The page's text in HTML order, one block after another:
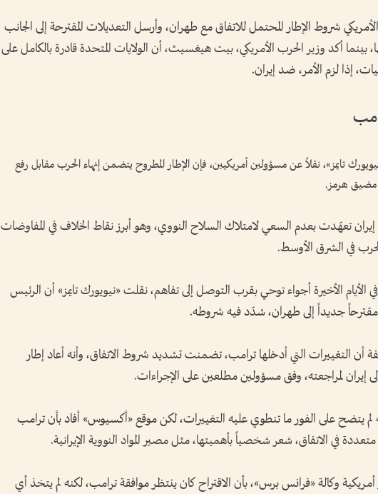
شروط الإطار المحتمل للاتفاق مع طهران، وأرسل التعديلات المقترحة إلى الجانب
بينما أكد وزير الحرب الأمريكي، بيت هيغسيث، أن الولايات المتحدة قادرة بالكامل على
إذا لزم الأمر، ضد إيران.
تايمز»، نقلاً عن مسؤولين أمريكيين، فإن الإطار المطروح يتضمن إنهاء الحرب مقابل رفع
مضيق هرمز.
تعهّدت بعدم السعي لامتلاك السلاح النووي، وهو أبرز نقاط الخلاف في المفاوضات
في الشرق الأوسط.
الأخيرة أجواء توحي بقرب التوصل إلى تفاهم، نقلت «نيويورك تايمز» أن الرئيس
مقترحاً جديداً إلى طهران، شدّد فيه شروطه.
التغييرات التي أدخلها ترامب، تضمنت تشديد شروط الاتفاق، وأنه أعاد إطار
إيران لمراجعته، وفق مسؤولين مطلعين على الإجراءات.
لم يتضح على الفور ما تنطوي عليه التغييرات، لكن موقع «أكسيوس» أفاد بأن ترامب
متعددة في الاتفاق، شعر شخصياً بأهميتها، مثل مصير المواد النووية الإيرانية.
وكالة «فرانس برس»، بأن الاقتراح كان ينتظر موافقة ترامب، لكنه لم يتخذ أي